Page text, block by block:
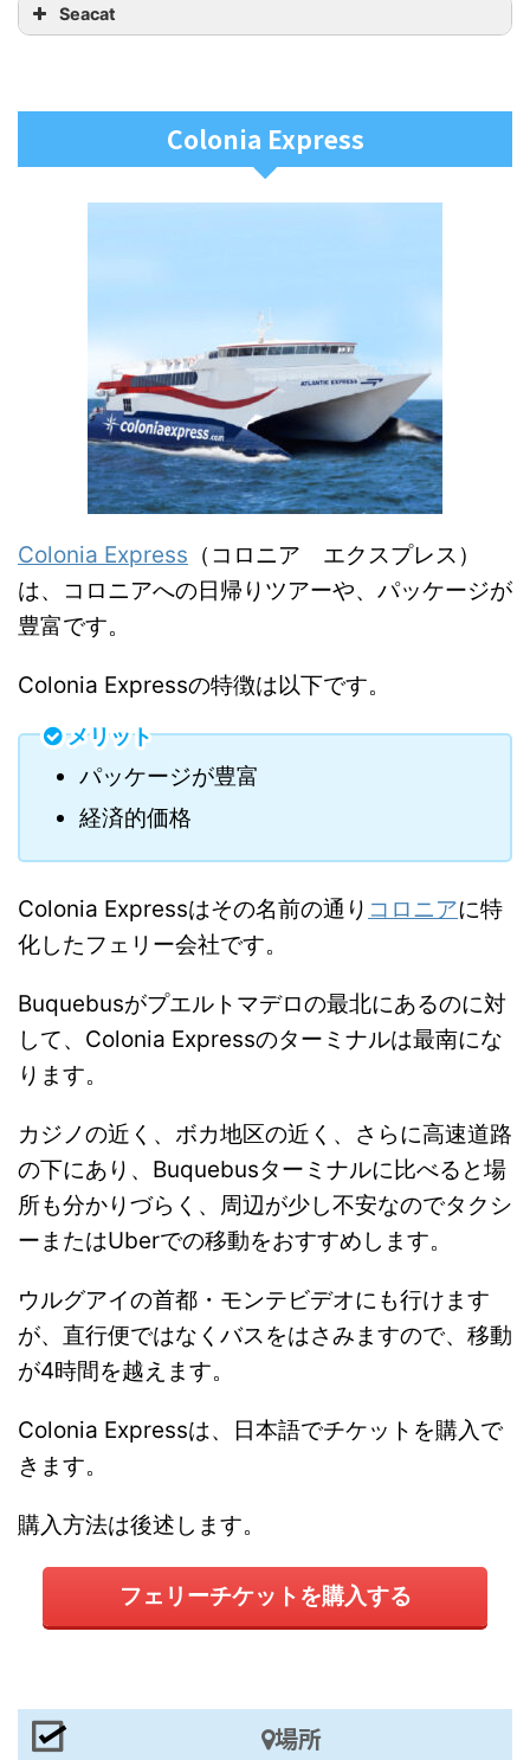
Seacat
メリット
コロニア行きまでのチケットが
Buquebusと同じターミナル
モンテビデオまでの直行便がない
https://www.seacatcolonia.com/Portal/Sea
Colonia Express
Colonia Express （コロニア エクスプレス）
は、コロニアへの日帰りツアーや、パッケージが
豊富です。
Colonia Expressの特徴は以下です。
メリット
パッケージが豊富
経済的価格
Colonia Expressはその名前の通り コロニアに特
化したフェリー会社です。
Buquebusがプエルトマデロの最北にあるのに対
して、Colonia Expressのターミナルは最南にな
ります。
カジノの近く、ボカ地区の近く、さらに高速道路
の下にあり、Buquebusターミナルに比べると場
所も分かりづらく、周辺が少し不安なのでタクシ
ーまたはUberでの移動をおすすめします。
ウルグアイの首都・モンテビデオにも行けます
が、直行便ではなくバスをはさみますので、移動
が4時間を越えます。
Colonia Expressは、日本語でチケットを購入で
きます。
購入方法は後述します。
フェリーチケットを購入する
場所